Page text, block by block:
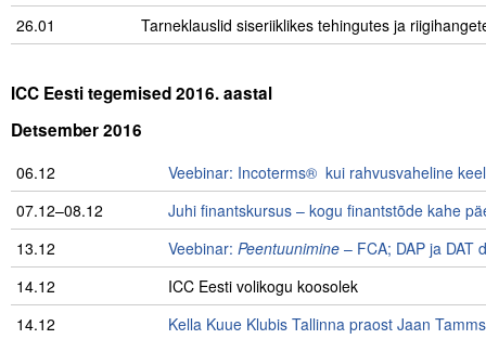
26.01
Tarneklauslid siseriiklikes tehingutes ja
ICC Eesti tegemised 2016. aastal
Detsember 2016
06.12
Veebinar: Incoterms® kui rahvusvaheline
07.12–08.12
Juhi finantskursus – kogu finantstõde kahe
13.12
Veebinar: Peentuunimine – FCA; DAP ja DAT
14.12
ICC Eesti volikogu koosolek
14.12
Kella Kuue Klubis Tallinna praost Jaan